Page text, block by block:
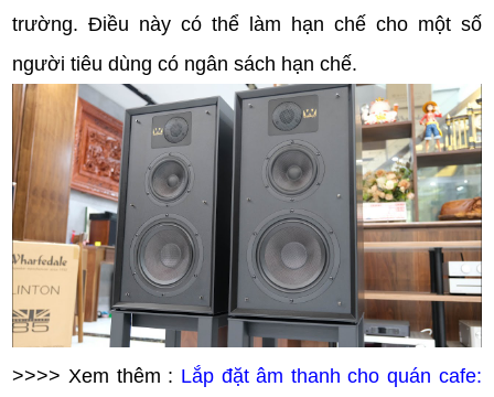
trường. Điều này có thể làm hạn chế cho một số
người tiêu dùng có ngân sách hạn chế.
>>>> Xem thêm : Lắp đặt âm thanh cho quán cafe: